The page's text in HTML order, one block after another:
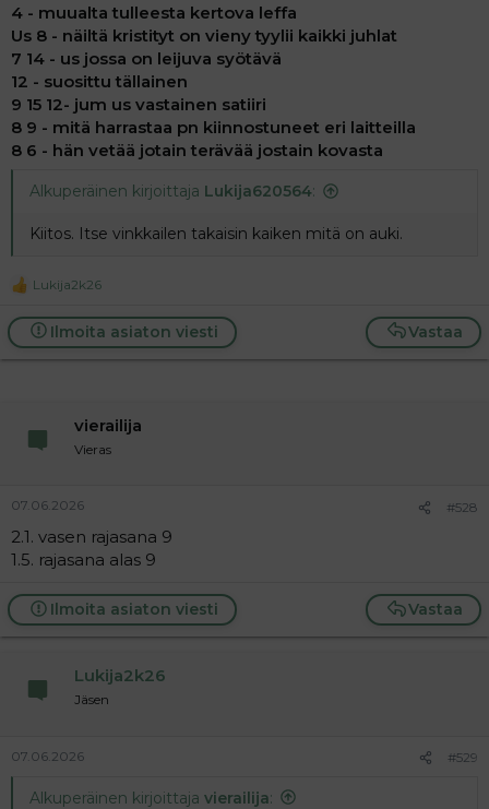
12 alavasen. At - 9 15 12. Alaoikeelle Pn - 8 9. Alaoikeella
Le - 8 6.
4 - muualta tulleesta kertova leffa
Us 8 - näiltä kristityt on vieny tyylii kaikki juhlat
7 14 - us jossa on leijuva syötävä
12 - suosittu tällainen
9 15 12- jum us vastainen satiiri
8 9 - mitä harrastaa pn kiinnostuneet eri laitteilla
8 6 - hän vetää jotain terävää jostain kovasta
Alkuperäinen kirjoittaja Lukija620564:
Kiitos. Itse vinkkailen takaisin kaiken mitä on auki.
R
a
c
t
Lukija2k26
Vastaa
Ilmoita asiaton viesti
vierailija
Vieras
07.06.2026 #528
2.1. vasen rajasana 9
1.5. rajasana alas 9
Vastaa
Ilmoita asiaton viesti
Lukija2k26
Jäsen
07.06.2026 #529
Alkuperäinen kirjoittaja vierailija: